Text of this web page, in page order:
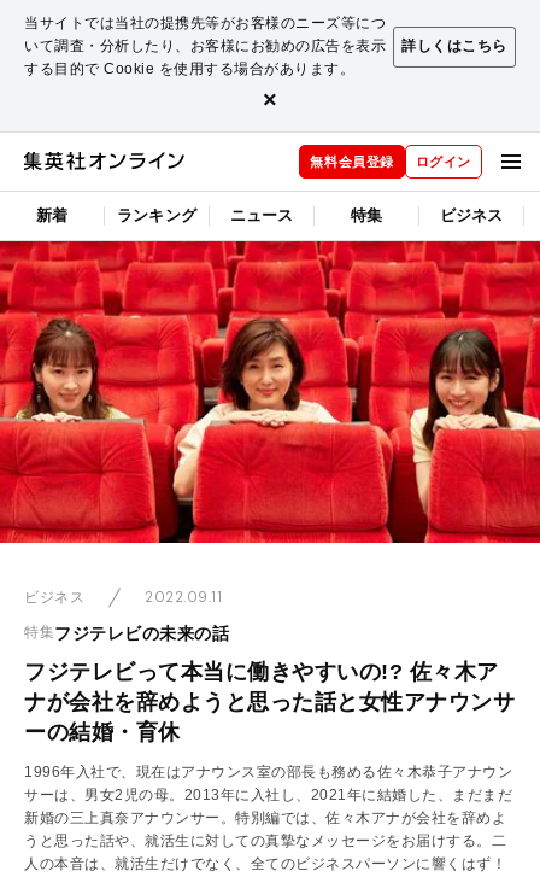
当サイトでは当社の提携先等がお客様のニーズ等につ
いて調査・分析したり、お客様にお勧めの広告を表示
する目的で Cookie を使用する場合があります。
詳しくはこちら
×
無料会員登録 ログイン
新着 ランキング ニュース 特集 ビジネス
ビジネス 2022.09.11
特集フジテレビの未来の話
フジテレビって本当に働きやすいの!? 佐々木ア
ナが会社を辞めようと思った話と女性アナウンサ
ーの結婚・育休
1996年入社で、現在はアナウンス室の部長も務める佐々木恭子アナウン
サーは、男女2児の母。2013年に入社し、2021年に結婚した、まだまだ
新婚の三上真奈アナウンサー。特別編では、佐々木アナが会社を辞めよ
うと思った話や、就活生に対しての真摯なメッセージをお届けする。二
人の本音は、就活生だけでなく、全てのビジネスパーソンに響くはず！